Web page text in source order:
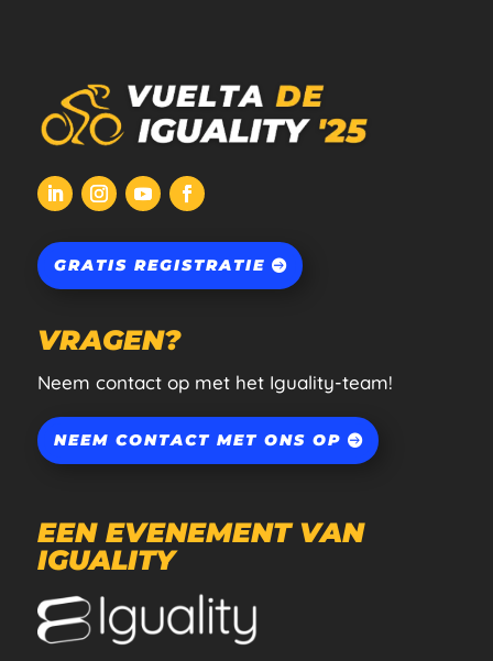
GRATIS REGISTRATIE
VRAGEN?
Neem contact op met het Iguality-team!
NEEM CONTACT MET ONS OP
EEN EVENEMENT VAN
IGUALITY